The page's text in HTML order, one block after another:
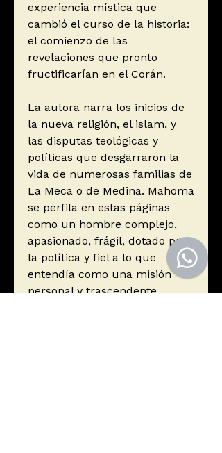
experiencia mística que
cambió el curso de la historia:
el comienzo de las
revelaciones que pronto
fructificarían en el Corán.
La autora narra los inicios de
la nueva religión, el islam, y
las disputas teológicas y
políticas que desgarraron la
vida de numerosas familias de
La Meca o de Medina. Mahoma
se perfila en estas páginas
como un hombre complejo,
apasionado, frágil, dotado para
la política y fiel a lo que
entendía como una misión
personal y trascendente.